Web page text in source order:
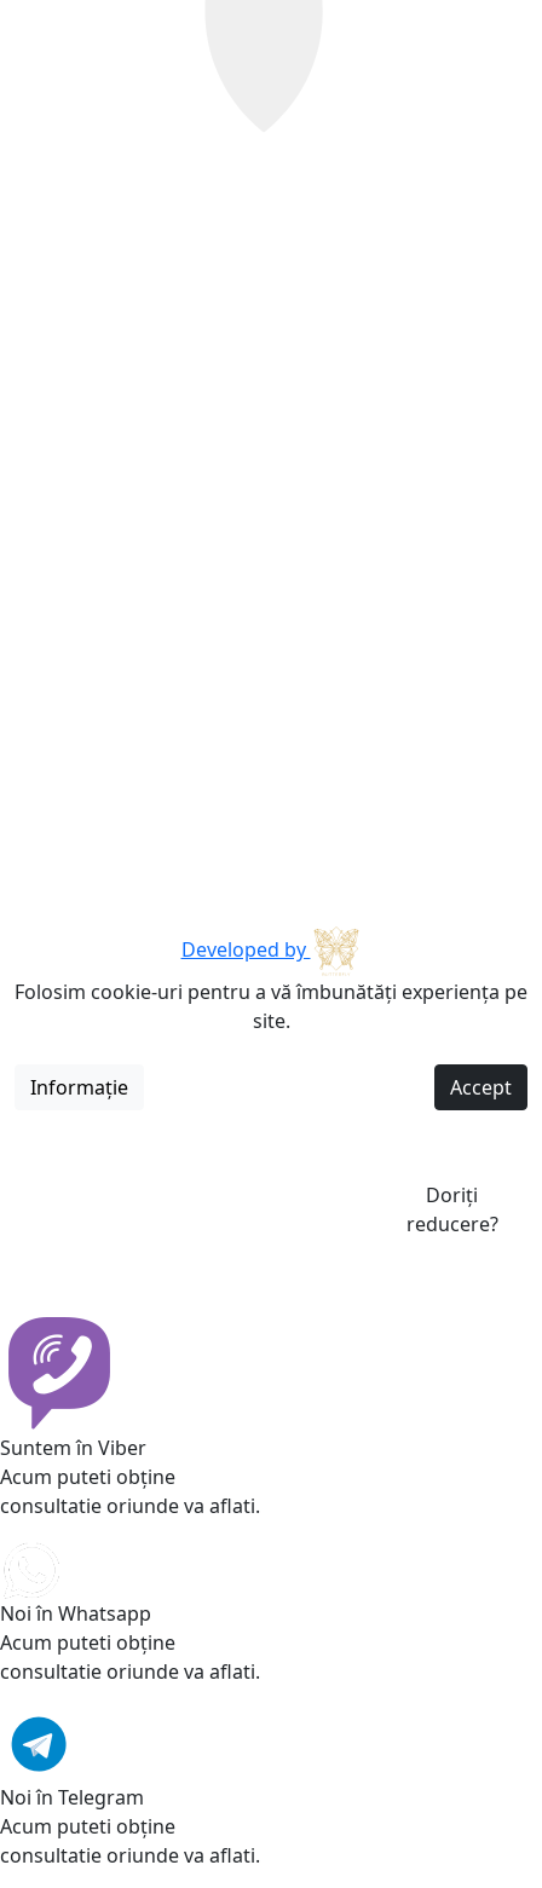
Developed by
Folosim cookie-uri pentru a vă îmbunătăți experiența pe
site.
Informație Accept
Doriți
reducere?
Suntem în Viber
Acum puteti obține
consultatie oriunde va aflati.
Noi în Whatsapp
Acum puteti obține
consultatie oriunde va aflati.
Noi în Telegram
Acum puteti obține
consultatie oriunde va aflati.